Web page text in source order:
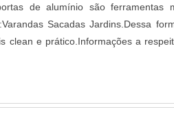
que ele oferece, a utilização
pessoas físicas, para uso
IMPORTANTES
Impact Escada são capazes de
outros produtos relacionados. Ela é
aos clientes produtos de
experientes em cada
de alumínio são ferramentas
Sacadas Jardins.Dessa
clean e prático.Informações a